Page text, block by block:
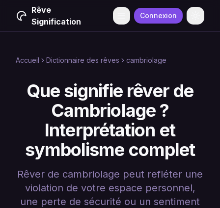
Rêve
Signification
Menu Connexion
Accueil Dictionnaire des rêves cambriolage
Que signifie rêver de
Cambriolage ?
Interprétation et
symbolisme complet
Rêver de cambriolage peut refléter une
violation de votre espace personnel,
une perte de sécurité ou un sentiment